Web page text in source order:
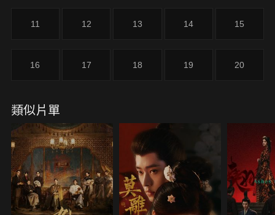
11 12 13 14 15
16 17 18 19 20
類似片單